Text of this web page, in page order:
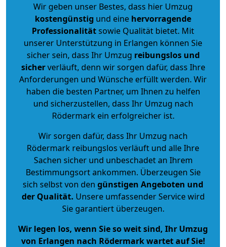
Wir geben unser Bestes, dass hier Umzug
kostengünstig und eine hervorragende
Professionalitätsowie Qualität bietet. Mit
unserer Unterstützung in Erlangen können Sie
sicher sein, dass Ihr Umzug reibungslos und
sicherverläuft, denn wir sorgen dafür, dass Ihre
Anforderungen und Wünsche erfüllt werden. Wir
haben die besten Partner, um Ihnen zu helfen
und sicherzustellen, dass Ihr Umzug nach
Rödermark ein erfolgreicher ist.
Wir sorgen dafür, dass Ihr Umzug nach
Rödermark reibungslos verläuft und alle Ihre
Sachen sicher und unbeschadet an Ihrem
Bestimmungsort ankommen. Überzeugen Sie
sich selbst von den günstigen Angeboten und
der Qualität. Unsere umfassender Service wird
Sie garantiert überzeugen.
Wir legen los, wenn Sie so weit sind, Ihr Umzug
von Erlangen nach Rödermark wartet auf Sie!